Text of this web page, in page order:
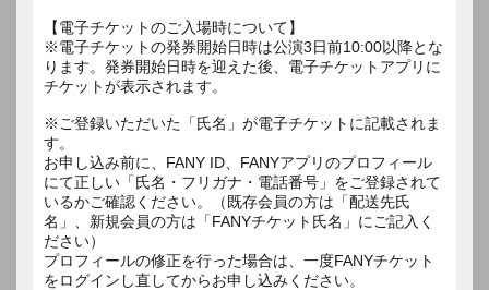
【電子チケットのご入場時について】
※電子チケットの発券開始日時は公演3日前10:00以降とな
ります。発券開始日時を迎えた後、電子チケットアプリに
チケットが表示されます。
※ご登録いただいた「氏名」が電子チケットに記載されま
す。
お申し込み前に、FANY ID、FANYアプリのプロフィール
にて正しい「氏名・フリガナ・電話番号」をご登録されて
いるかご確認ください。（既存会員の方は「配送先氏
名」、新規会員の方は「FANYチケット氏名」にご記入く
ださい）
プロフィールの修正を行った場合は、一度FANYチケット
をログインし直してからお申し込みください。